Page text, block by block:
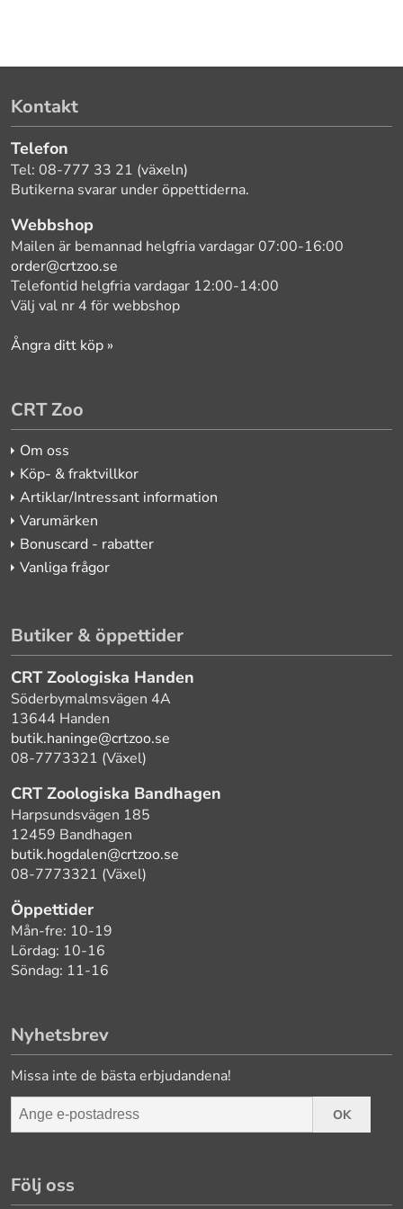
Kontakt
Telefon
Tel: 08-777 33 21 (växeln)
Butikerna svarar under öppettiderna.
Webbshop
Mailen är bemannad helgfria vardagar 07:00-16:00
order@crtzoo.se
Telefontid helgfria vardagar 12:00-14:00
Välj val nr 4 för webbshop
Ångra ditt köp »
CRT Zoo
Om oss
Köp- & fraktvillkor
Artiklar/Intressant information
Varumärken
Bonuscard - rabatter
Vanliga frågor
Butiker & öppettider
CRT Zoologiska Handen
Söderbymalmsvägen 4A
13644 Handen
butik.haninge@crtzoo.se
08-7773321 (Växel)
CRT Zoologiska Bandhagen
Harpsundsvägen 185
12459 Bandhagen
butik.hogdalen@crtzoo.se
08-7773321 (Växel)
Öppettider
Mån-fre: 10-19
Lördag: 10-16
Söndag: 11-16
Nyhetsbrev
Missa inte de bästa erbjudandena!
OK
Följ oss